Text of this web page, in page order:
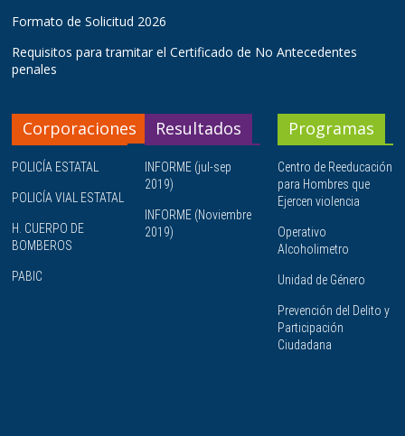
Formato de Solicitud 2026
Requisitos para tramitar el Certificado de No Antecedentes
penales
Corporaciones
POLICÍA ESTATAL
POLICÍA VIAL ESTATAL
H. CUERPO DE
BOMBEROS
PABIC
Resultados
INFORME (jul-sep
2019)
INFORME (Noviembre
2019)
Programas
Centro de Reeducación
para Hombres que
Ejercen violencia
Operativo
Alcoholimetro
Unidad de Género
Prevención del Delito y
Participación
Ciudadana